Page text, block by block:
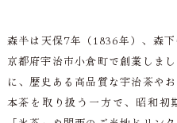
森半は天保7年（1836年）、森
京都府宇治市小倉町で創業しま
に、歴史ある高品質な宇治茶や
本茶を取り扱う一方で、昭和初